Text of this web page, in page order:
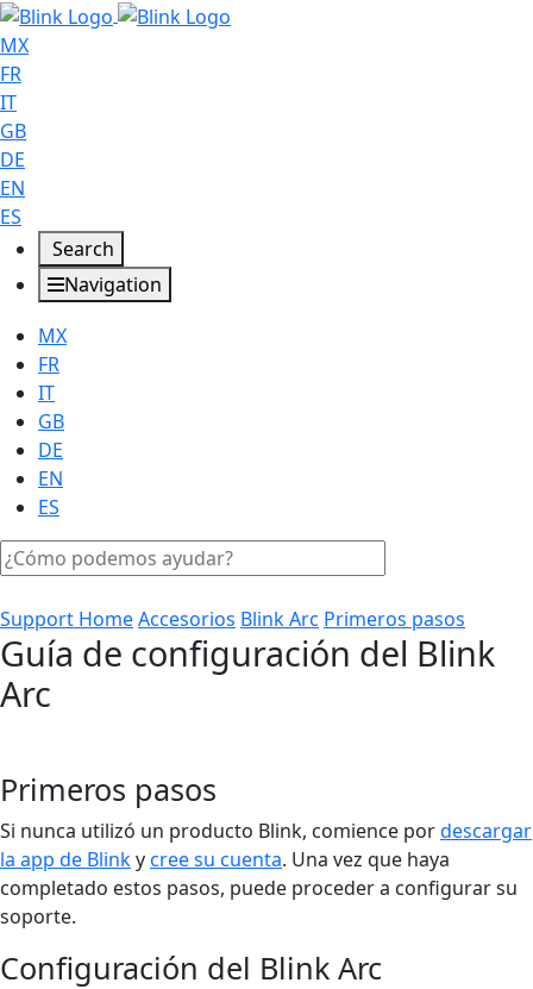
MX
FR
IT
GB
DE
EN
ES
Search
Navigation
MX
FR
IT
GB
DE
EN
ES
Support HomeAccesorios Blink Arc Primeros pasos
Guía de configuración del Blink
Arc
Primeros pasos
Si nunca utilizó un producto Blink, comience pordescargar
la app de Blinkycree su cuenta. Una vez que haya
completado estos pasos, puede proceder a configurar su
soporte.
Configuración del Blink Arc